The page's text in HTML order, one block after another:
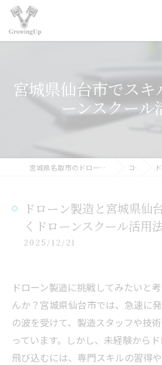
宮城県仙台市でスキ
ーンスクール
宮城県名取市のドローンスクールなら合同会社GrowingUp コラム ド
ドローン製造と宮城県仙
くドローンスクール活用
2025/12/21
ドローン製造に挑戦してみたいと
んか？宮城県仙台市では、急速に
の波を受けて、製造スタッフや技
っています。しかし、未経験から
飛び込むには、専門スキルの習得